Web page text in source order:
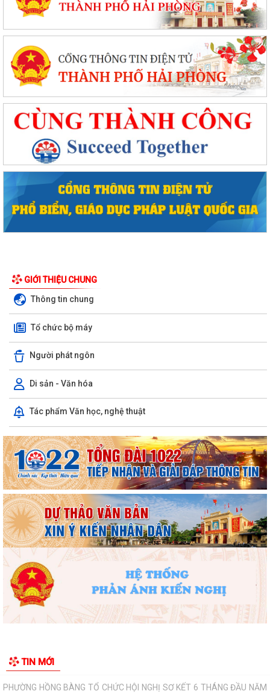
GIỚI THIỆU CHUNG
Thông tin chung
Tổ chức bộ máy
Người phát ngôn
Di sản - Văn hóa
Tác phẩm Văn học, nghệ thuật
TIN MỚI
nền tảng tư tưởng của Đảng năm...
CƠ SỞ
Trường Tiểu học Đinh Tiên Hoàng (phường Hồng Bàng) tăng kiến thức,
kỹ năng phòng chống đuối nước...
cơ sở kinh doanh dịch vụ ăn uống,...
HỘI NGƯỜI CAO TUỔI PHƯỜNG HỒNG BÀNG TỔ CHỨC HỘI NGHỊ SƠ
KẾT CÔNG TÁC HỘI 6 THÁNG ĐẦU NĂM 2026
ĐẢNG BỘ PHƯỜNG HỒNG BÀNG NGHIÊM TÚC THAM DỰ HỘI NGHỊ
TOÀN QUỐC NGHIÊN CỨU, HỌC TẬP, QUÁN TRIỆT VÀ...
ĐẢNG ỦY - HĐND - UBND - UBMTTQ VIỆT NAM PHƯỜNG PHỐI HỢP
CÙNG TRƯỜNG THPT LƯƠNG KHÁNH THIỆN VÀ...
LỄ THẮP NẾN TRI ÂN CÁC ANH HÙNG LIỆT SĨ NHÂN DỊP KỶ NIỆM 79
NĂM NGÀY THƯƠNG BINH, LIỆT SĨ
Phường Hồng Bàng tổ chức Lễ tưởng niệm, cầu siêu Mẹ Việt Nam Anh
hùng và các Anh hùng liệt sĩ
bàn thành phố là Đền thờ...
PHƯỜNG HỒNG BÀNG TỔ CHỨC HỘI NGHỊ SƠ KẾT 6 THÁNG ĐẦU NĂM